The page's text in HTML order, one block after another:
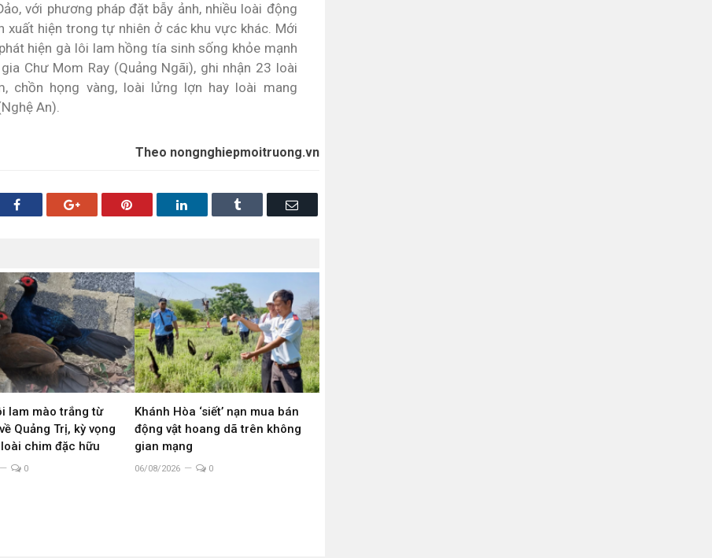
với phương pháp đặt bẫy ảnh, nhiều loài động
xuất hiện trong tự nhiên ở các khu vực khác. Mới
hiện gà lôi lam hồng tía sinh sống khỏe mạnh
Chư Mom Ray (Quảng Ngãi), ghi nhận 23 loài
chồn họng vàng, loài lửng lợn hay loài mang
An).
Theo nongnghiepmoitruong.vn
Facebook Google+ Pinterest LinkedIn Tumblr Email
lam mào trắng từ
Quảng Trị, kỳ vọng
chim đặc hữu
0
Khánh Hòa ‘siết’ nạn mua bán
động vật hoang dã trên không
gian mạng
06/08/2026 0